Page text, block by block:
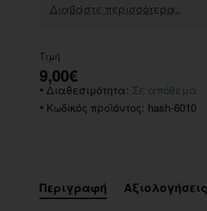
Διαβάστε περισσότερα..
Τιμή
9,00€
Διαθεσιμότητα: Σε απόθεμα
Κωδικός προϊόντος: hash-6010
Περιγραφή Αξιολογήσεις